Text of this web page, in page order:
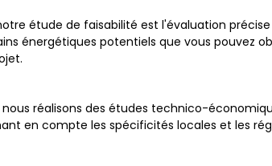
étude de faisabilité est l'évaluation
énergétiques potentiels que vous pouvez
réalisons des études technico-
en compte les spécificités locales et les